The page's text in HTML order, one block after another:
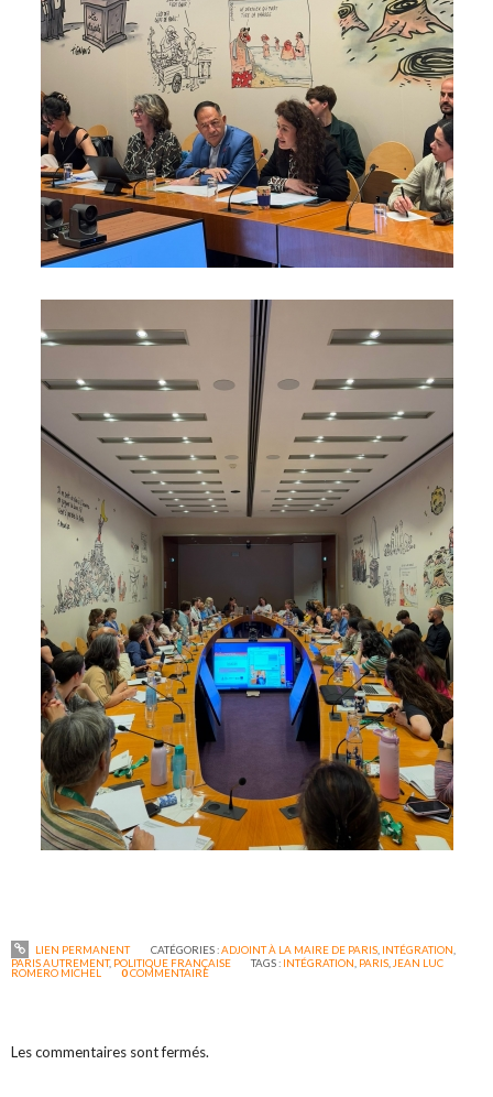
LIEN PERMANENT CATÉGORIES :ADJOINT À LA MAIRE DE PARIS, INTÉGRATION
PARIS AUTREMENT, POLITIQUE FRANÇAISE TAGS : INTÉGRATION PARIS JEAN LUC
ROMERO MICHEL 0COMMENTAIRE
Les commentaires sont fermés.